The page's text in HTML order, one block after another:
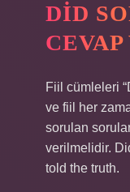
DID
Fiil cümleleri
ve fiil her
sorulan
verilmelidir.
told the truth.